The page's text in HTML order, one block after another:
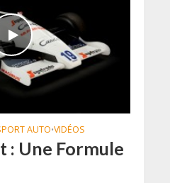
AUTO•VIDÉOS
: Une Formule